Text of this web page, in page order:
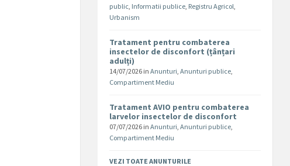
public, Informatii publice, Registru Agricol,
Urbanism
Tratament pentru combaterea
insectelor de disconfort (țânțari
adulți)
14/07/2026 inAnunturi,Anunturi publice,
Compartiment Mediu
Tratament AVIO pentru combaterea
larvelor insectelor de disconfort
07/07/2026 inAnunturi,Anunturi publice,
Compartiment Mediu
VEZI TOATE ANUNTURILE